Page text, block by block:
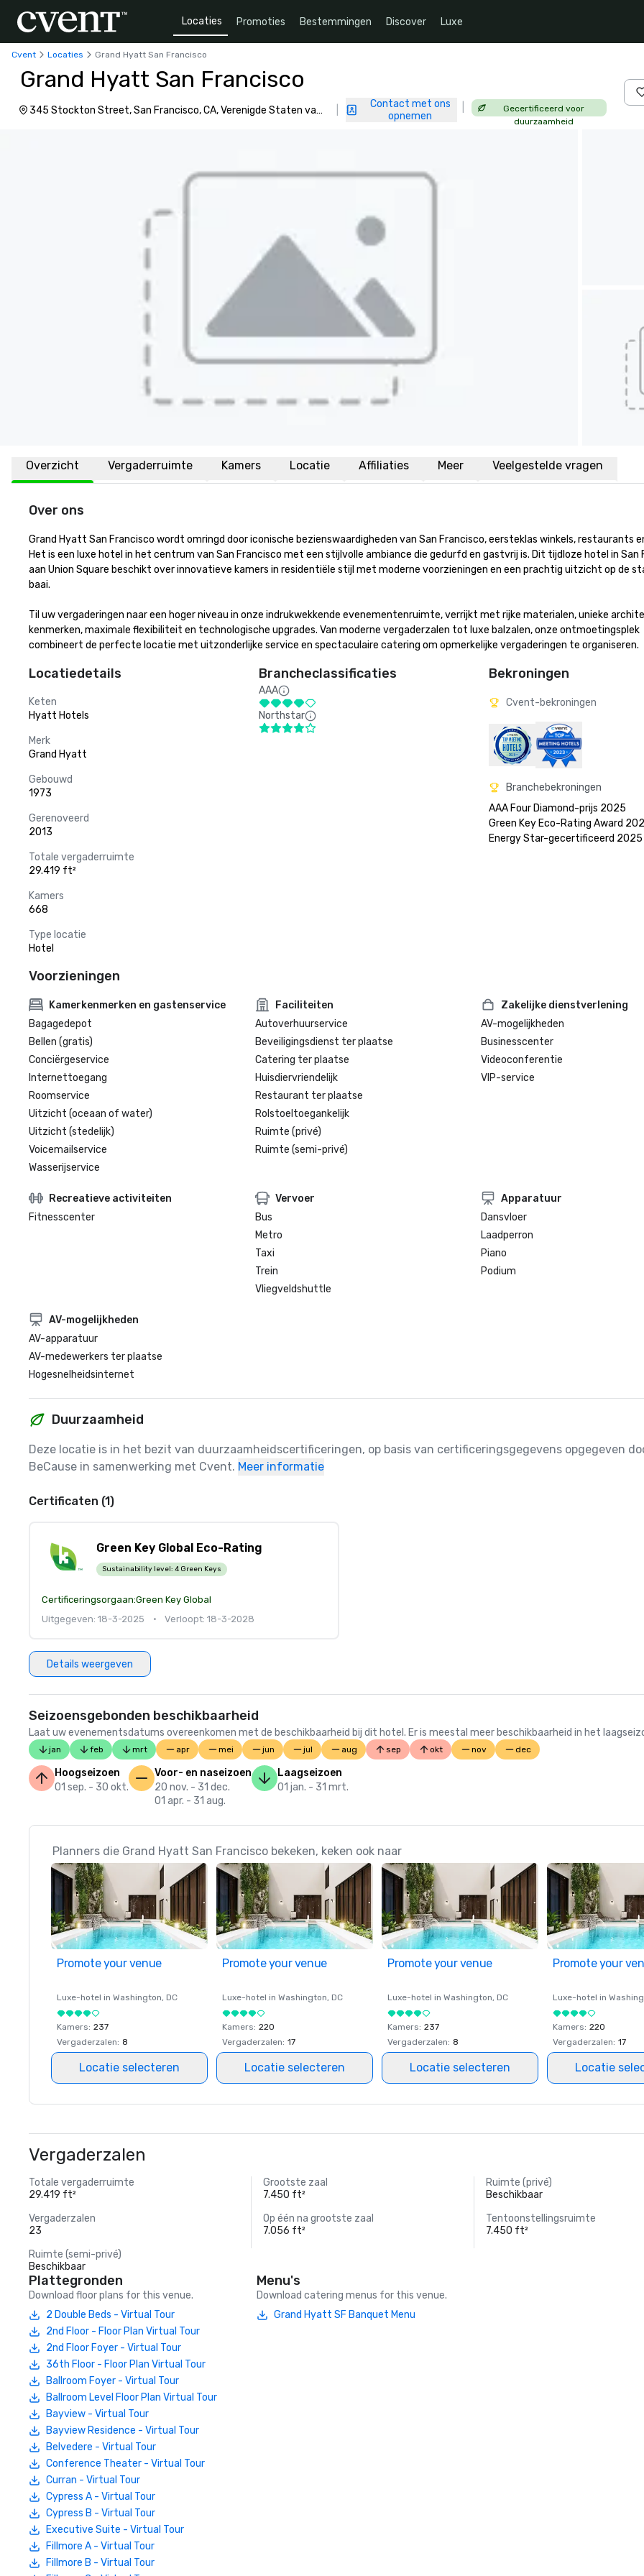
Locaties Promoties Bestemmingen Discover Luxe
Cvent Locaties Grand Hyatt San Francisco
Grand Hyatt San Francisco
345 Stockton Street, San Francisco, CA, Verenigde Staten van
Contact met ons
opnemen
Gecertificeerd voor
duurzaamheid
Overzicht Vergaderruimte Kamers Locatie Affiliaties Meer Veelgestelde vragen
Over ons
Grand Hyatt San Francisco wordt omringd door iconische bezienswaardigheden van San Francisco, eersteklas winkels, restaurants
Het is een luxe hotel in het centrum van San Francisco met een stijlvolle ambiance die gedurfd en gastvrij is. Dit tijdloze hotel in San
aan Union Square beschikt over innovatieve kamers in residentiële stijl met moderne voorzieningen en een prachtig uitzicht op de
baai.
Til uw vergaderingen naar een hoger niveau in onze indrukwekkende evenementenruimte, verrijkt met rijke materialen, unieke
kenmerken, maximale flexibiliteit en technologische upgrades. Van moderne vergaderzalen tot luxe balzalen, onze ontmoetingsplek
combineert de perfecte locatie met uitzonderlijke service en spectaculaire catering om opmerkelijke vergaderingen te organiseren.
Locatiedetails
Keten
Hyatt Hotels
Merk
Grand Hyatt
Gebouwd
1973
Gerenoveerd
2013
Totale vergaderruimte
29.419 ft²
Kamers
668
Type locatie
Hotel
Brancheclassificaties
AAA
Northstar
Bekroningen
Cvent-bekroningen
Branchebekroningen
AAA Four Diamond-prijs 2025
Green Key Eco-Rating Award
Voorzieningen
Kamerkenmerken en gastenservice
Bagagedepot
Bellen (gratis)
Conciërgeservice
Internettoegang
Roomservice
Uitzicht (oceaan of water)
Uitzicht (stedelijk)
Voicemailservice
Wasserijservice
Faciliteiten
Autoverhuurservice
Beveiligingsdienst ter plaatse
Catering ter plaatse
Huisdiervriendelijk
Restaurant ter plaatse
Rolstoeltoegankelijk
Ruimte (privé)
Ruimte (semi-privé)
Zakelijke dienstverlening
AV-mogelijkheden
Businesscenter
Videoconferentie
VIP-service
Recreatieve activiteiten
Fitnesscenter
Vervoer
Bus
Metro
Taxi
Trein
Vliegveldshuttle
Apparatuur
Dansvloer
Laadperron
Piano
Podium
AV-mogelijkheden
AV-apparatuur
AV-medewerkers ter plaatse
Hogesnelheidsinternet
Duurzaamheid
Deze locatie is in het bezit van duurzaamheidscertificeringen, op basis van certificeringsgegevens opgegeven
BeCause in samenwerking met Cvent. Meer informatie
Certificaten (1)
Green Key Global Eco-Rating
Sustainability level: 4 Green Keys
Certificeringsorgaan:Green Key Global
Uitgegeven: 18-3-2025
• Verloopt: 18-3-2028
Details weergeven
Seizoensgebonden beschikbaarheid
Laat uw evenementsdatums overeenkomen met de beschikbaarheid bij dit hotel. Er is meestal meer beschikbaarheid in het
jan feb mrt apr mei jun jul aug sep okt nov dec
Hoogseizoen
01 sep. - 30 okt.
Voor- en naseizoen
20 nov. - 31 dec.
01 apr. - 31 aug.
Laagseizoen
01 jan. - 31 mrt.
Planners die Grand Hyatt San Francisco bekeken, keken ook naar
Promote your venue
Luxe-hotel in Washington, DC
Kamers: 237
Vergaderzalen: 8
Locatie selecteren
Promote your venue
Luxe-hotel in Washington, DC
Kamers: 220
Vergaderzalen: 17
Locatie selecteren
Promote your venue
Luxe-hotel in Washington, DC
Kamers: 237
Vergaderzalen: 8
Locatie selecteren
Promote your
Luxe-hotel in
Kamers: 220
Vergaderzalen: 17
Locatie
Vergaderzalen
Totale vergaderruimte
29.419 ft²
Grootste zaal
7.450 ft²
Ruimte (privé)
Beschikbaar
Vergaderzalen
23
Op één na grootste zaal
7.056 ft²
Tentoonstellingsruimte
7.450 ft²
Ruimte (semi-privé)
Beschikbaar
Plattegronden
Download floor plans for this venue.
2 Double Beds - Virtual Tour
2nd Floor - Floor Plan Virtual Tour
2nd Floor Foyer - Virtual Tour
36th Floor - Floor Plan Virtual Tour
Ballroom Foyer - Virtual Tour
Ballroom Level Floor Plan Virtual Tour
Bayview - Virtual Tour
Bayview Residence - Virtual Tour
Belvedere - Virtual Tour
Conference Theater - Virtual Tour
Curran - Virtual Tour
Cypress A - Virtual Tour
Cypress B - Virtual Tour
Executive Suite - Virtual Tour
Fillmore A - Virtual Tour
Fillmore B - Virtual Tour
Menu's
Download catering menus for this venue.
Grand Hyatt SF Banquet Menu